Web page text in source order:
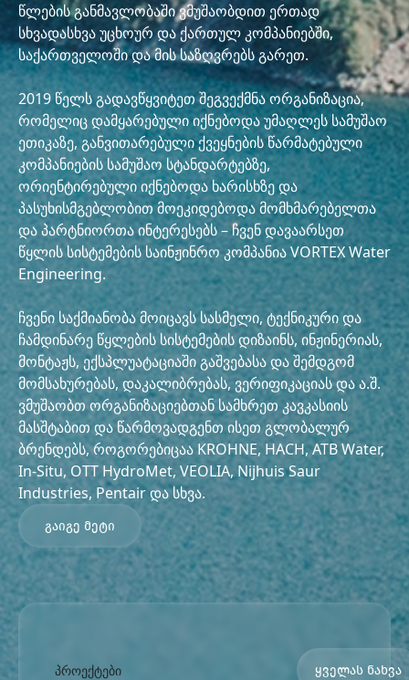
წლების განმავლობაში ვმუშაობდით ერთად
სხვადასხვა უცხოურ და ქართულ კომპანიებში,
საქართველოში და მის საზღვრებს გარეთ.
2019 წელს გადავწყვიტეთ შეგვექმნა ორგანიზაცია,
რომელიც დამყარებული იქნებოდა უმაღლეს სამუშაო
ეთიკაზე, განვითარებული ქვეყნების წარმატებული
კომპანიების სამუშაო სტანდარტებზე,
ორიენტირებული იქნებოდა ხარისხზე და
პასუხისმგებლობით მოეკიდებოდა მომხმარებელთა
და პარტნიორთა ინტერესებს – ჩვენ დავაარსეთ
წყლის სისტემების საინჟინრო კომპანია VORTEX Water
Engineering.
ჩვენი საქმიანობა მოიცავს სასმელი, ტექნიკური და
ჩამდინარე წყლების სისტემების დიზაინს, ინჟინერიას,
მონტაჟს, ექსპლუატაციაში გაშვებასა და შემდგომ
მომსახურებას, დაკალიბრებას, ვერიფიკაციას და ა.შ.
ვმუშაობთ ორგანიზაციებთან სამხრეთ კავკასიის
მასშტაბით და წარმოვადგენთ ისეთ გლობალურ
ბრენდებს, როგორებიცაა KROHNE, HACH, ATB Water,
In-Situ, OTT HydroMet, VEOLIA, Nijhuis Saur
Industries, Pentair და სხვა.
გაიგე მეტი
პროექტები ყველას ნახვა